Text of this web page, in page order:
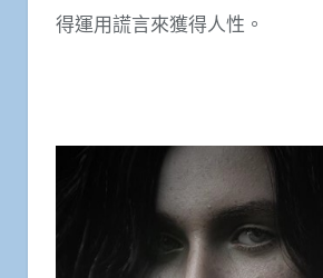
得運用謊言來獲得人性。